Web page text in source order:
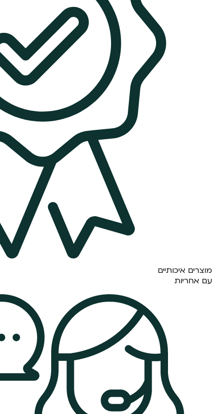
מוצרים איכותיים
עם אחריות